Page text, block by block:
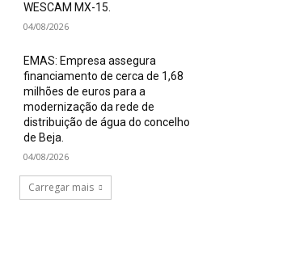
WESCAM MX-15.
04/08/2026
EMAS: Empresa assegura
financiamento de cerca de 1,68
milhões de euros para a
modernização da rede de
distribuição de água do concelho
de Beja.
04/08/2026
Carregar mais